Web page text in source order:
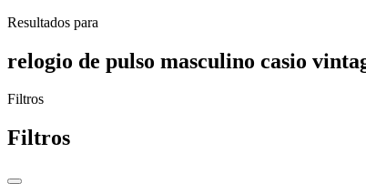
Resultados para
relogio de pulso masculino casio
Filtros
Filtros